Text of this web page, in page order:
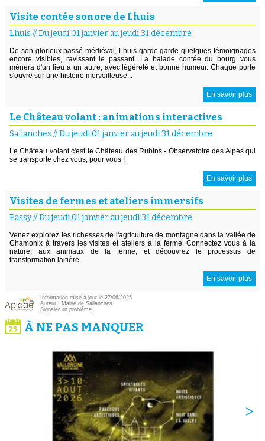
Visite contée sonore de Lhuis
Lhuis //Du jeudi 01 janvier au jeudi 31 décembre
De son glorieux passé médiéval, Lhuis garde garde quelques témoignages
encore visibles, ravissant le passant. La balade contée du bourg vous
mènera d'un lieu à un autre, avec légèreté et bonne humeur. Chaque porte
s'ouvre sur une histoire merveilleuse...
En savoir plus
Le Château volant : animations interactives
Sallanches //Du jeudi 01 janvier au jeudi 31 décembre
Le Château volant c'est le Château des Rubins - Observatoire des Alpes qui
se transporte chez vous, pour vous !
En savoir plus
Visites de fermes et ateliers immersifs
Passy//Du jeudi 01 janvier au jeudi 31 décembre
Venez explorez les richesses de l'agriculture de montagne dans la vallée de
Chamonix à travers les visites et ateliers à la ferme. Connectez vous à la
nature, aux animaux de la ferme, et découvrez le processus de
transformation laitière.
En savoir plus
Information mise à jour le 27/06/2025
Auteur : Mairie de Sallanches
Signaler un problème
À NE PAS MANQUER